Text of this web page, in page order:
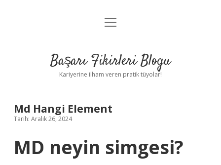
Anasayfa
Yasal Uyarı
menüyü
Başarı Fikirleri Blogu
Kariyerine ilham veren pratik tüyolar!
Md Hangi Element
Tarih: Aralık 26, 2024
MD neyin simgesi?